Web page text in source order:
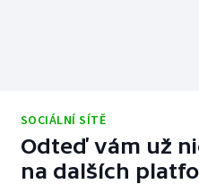
SOCIÁLNÍ SÍTĚ
Odteď vám už
na dalších